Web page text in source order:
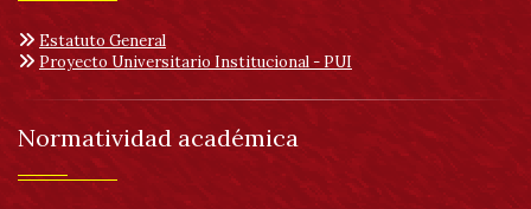
Estatuto General
Proyecto Universitario Institucional - PUI
Normatividad académica